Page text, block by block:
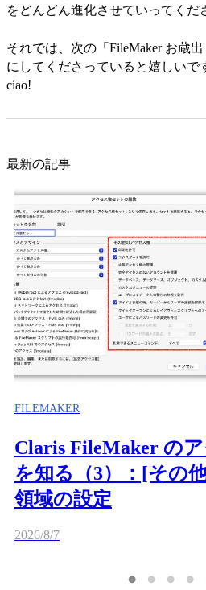
をどんどん進化させていってくだ
それでは、次の「FileMaker お蔵
にしてくださっていると嬉しいで
ciao!
最新の記事
FILEMAKER
Claris FileMaker の
を知る（3）：[その
領域の設定
2026/8/7